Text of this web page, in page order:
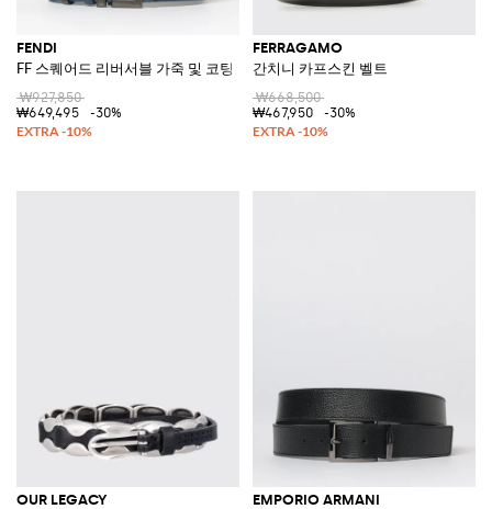
FENDI
FF 스퀘어드 리버서블 가죽 및 코팅 코튼 벨트
₩927,850
₩649,495
-30%
FERRAGAMO
간치니 카프스킨 벨트
₩668,500
₩467,950
-30%
OUR LEGACY EMPORIO ARMANI